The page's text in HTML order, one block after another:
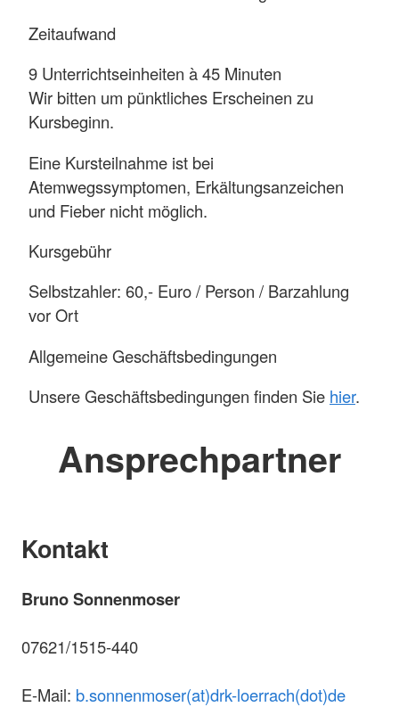
Zeitaufwand
9 Unterrichtseinheiten à 45 Minuten
Wir bitten um pünktliches Erscheinen zu
Kursbeginn.
Eine Kursteilnahme ist bei
Atemwegssymptomen, Erkältungsanzeichen
und Fieber nicht möglich.
Kursgebühr
Selbstzahler: 60,- Euro / Person / Barzahlung
vor Ort
Allgemeine Geschäftsbedingungen
Unsere Geschäftsbedingungen finden Sie hier.
Ansprechpartner
Kontakt
Bruno Sonnenmoser
07621/1515-440
E-Mail: b.sonnenmoser(at)drk-loerrach(dot)de